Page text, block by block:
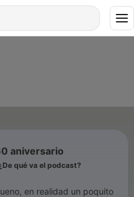
aniversario
qué va el podcast?
en realidad un poquito